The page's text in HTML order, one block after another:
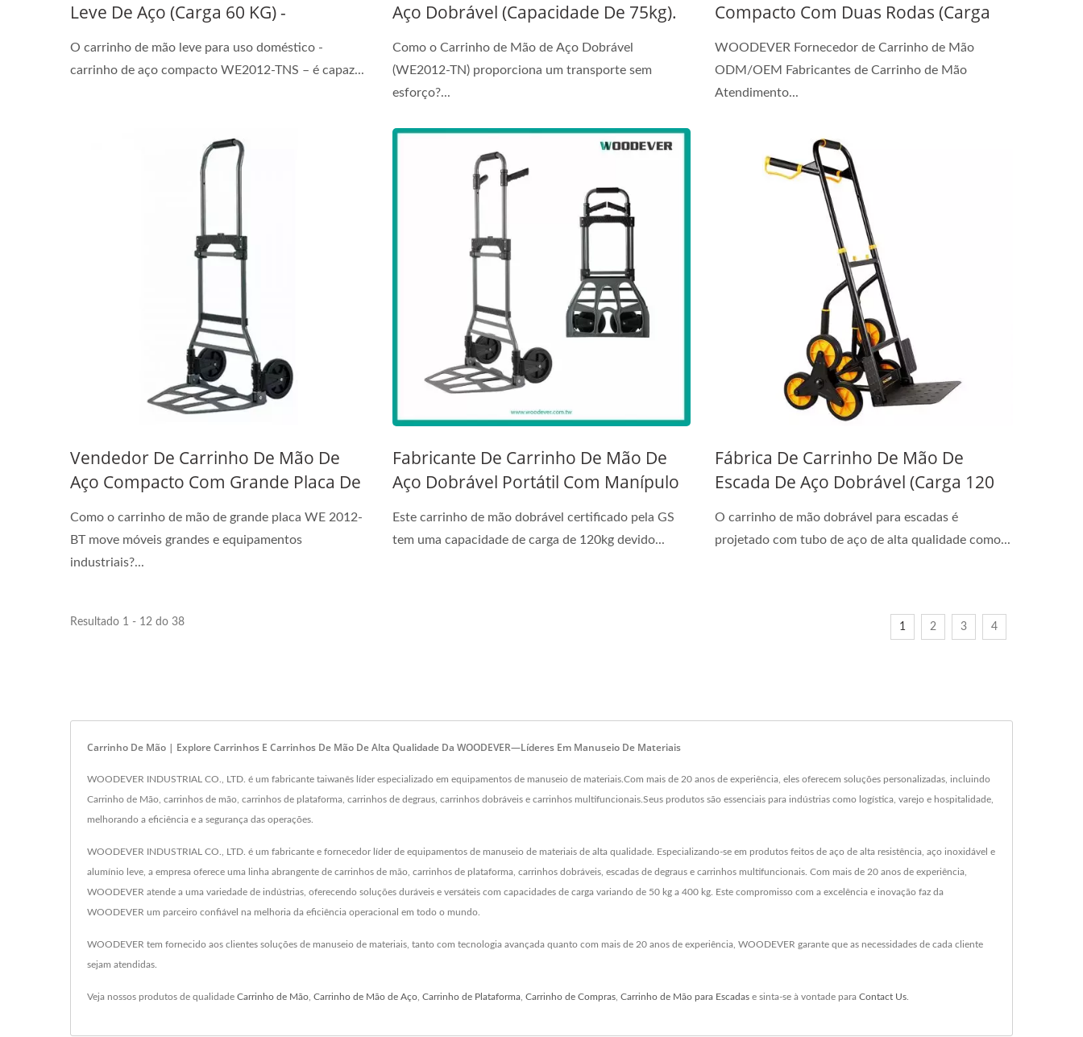
Leve De Aço (Carga 60 KG) -
Fornecedor Profissional De Carrinhos
De Mão OEM/ODM Personaliza
OEM/ODM Personaliza Carrinhos De
O carrinho de mão leve para uso doméstico -
carrinho de aço compacto WE2012-TNS – é capaz...
Aço Dobrável (Capacidade De 75kg).
Como o Carrinho de Mão de Aço Dobrável
(WE2012-TN) proporciona um transporte sem
esforço?...
Compacto Com Duas Rodas (Carga
Mão Atendimento Ao Cliente
WOODEVER Fornecedor de Carrinho de Mão
ODM/OEM Fabricantes de Carrinho de Mão
Atendimento...
Vendedor De Carrinho De Mão De
Aço Compacto Com Grande Placa De
Como o carrinho de mão de grande placa WE 2012-
BT move móveis grandes e equipamentos
industriais?...
Fabricante De Carrinho De Mão De
Aço Dobrável Portátil Com Manípulo
Duplo (Carregando 120 Kg) -
Fornecedor De Carrinhos De Mão
Este carrinho de mão dobrável certificado pela GS
tem uma capacidade de carga de 120kg devido...
Fábrica De Carrinho De Mão De
Escada De Aço Dobrável (Carga 120
O carrinho de mão dobrável para escadas é
projetado com tubo de aço de alta qualidade como...
Resultado 1 - 12 do 38 1 2 3 4
Carrinho De Mão | Explore Carrinhos E Carrinhos De Mão De Alta Qualidade Da WOODEVER—Líderes Em Manuseio De Materiais
WOODEVER INDUSTRIAL CO., LTD. é um fabricante taiwanês líder especializado em equipamentos de manuseio de materiais.Com mais de 20 anos de experiência, eles oferecem soluções personalizadas, incluindo
Carrinho de Mão, carrinhos de mão, carrinhos de plataforma, carrinhos de degraus, carrinhos dobráveis e carrinhos multifuncionais.Seus produtos são essenciais para indústrias como logística, varejo e hospitalidade,
melhorando a eficiência e a segurança das operações.
WOODEVER INDUSTRIAL CO., LTD. é um fabricante e fornecedor líder de equipamentos de manuseio de materiais de alta qualidade. Especializando-se em produtos feitos de aço de alta resistência, aço inoxidável e
alumínio leve, a empresa oferece uma linha abrangente de carrinhos de mão, carrinhos de plataforma, carrinhos dobráveis, escadas de degraus e carrinhos multifuncionais. Com mais de 20 anos de experiência,
WOODEVER atende a uma variedade de indústrias, oferecendo soluções duráveis e versáteis com capacidades de carga variando de 50 kg a 400 kg. Este compromisso com a excelência e inovação faz da
WOODEVER um parceiro confiável na melhoria da eficiência operacional em todo o mundo.
WOODEVER tem fornecido aos clientes soluções de manuseio de materiais, tanto com tecnologia avançada quanto com mais de 20 anos de experiência, WOODEVER garante que as necessidades de cada cliente
sejam atendidas.
Veja nossos produtos de qualidade Carrinho de Mão Carrinho de Mão de Aço Carrinho de Plataforma Carrinho de Compras Carrinho de Mão para Escadas e sinta-se à vontade para Contact Us